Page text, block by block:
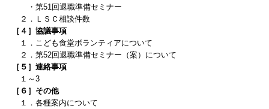
・第51回退職準備セミナー
２．ＬＳＣ相談件数
［４］協議事項
１． こども食堂ボランティアについて
２．第52回退職準備セミナー（案）について
［５］連絡事項
１～3
［６］その他
１．各種案内について